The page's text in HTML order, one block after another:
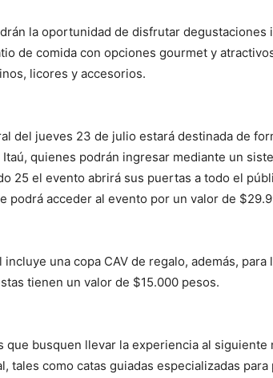
la oportunidad de disfrutar degustaciones
de comida con opciones gourmet y
licores y accesorios.
del jueves 23 de julio estará destinada de
quienes podrán ingresar mediante un
25 el evento abrirá sus puertas a todo el
podrá acceder al evento por un valor de
incluye una copa CAV de regalo, además,
tienen un valor de $15.000 pesos.
que busquen llevar la experiencia al
tales como catas guiadas especializadas